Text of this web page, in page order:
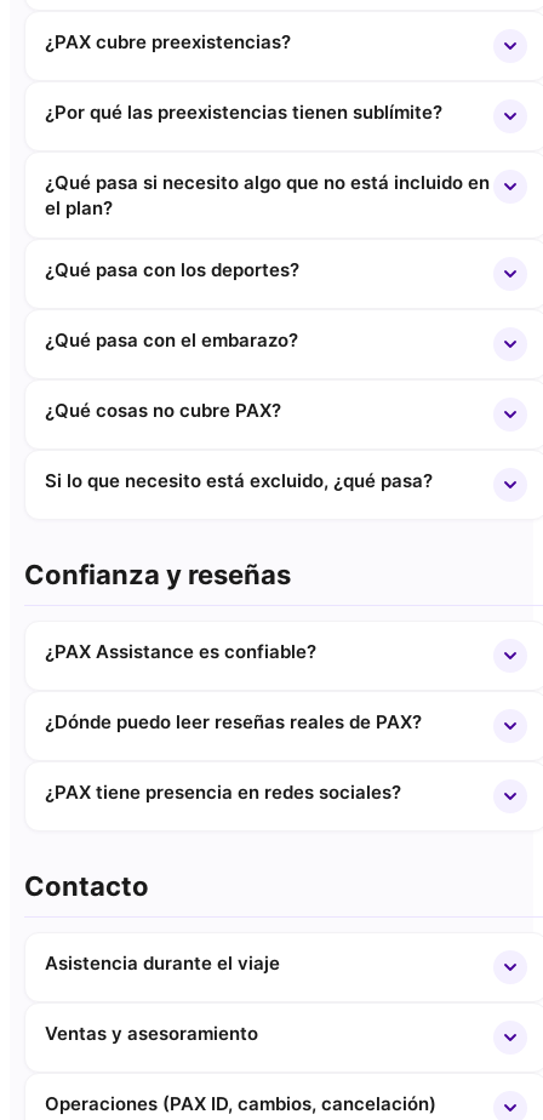
¿PAX cubre preexistencias?
¿Por qué las preexistencias tienen sublímite?
¿Qué pasa si necesito algo que no está incluido en
el plan?
¿Qué pasa con los deportes?
¿Qué pasa con el embarazo?
¿Qué cosas no cubre PAX?
Si lo que necesito está excluido, ¿qué pasa?
Confianza y reseñas
¿PAX Assistance es confiable?
¿Dónde puedo leer reseñas reales de PAX?
¿PAX tiene presencia en redes sociales?
Contacto
Asistencia durante el viaje
Ventas y asesoramiento
Operaciones (PAX ID, cambios, cancelación)